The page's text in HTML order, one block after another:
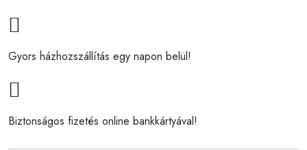
Gyors házhozszállítás egy napon belül!
Biztonságos fizetés online bankkártyával!